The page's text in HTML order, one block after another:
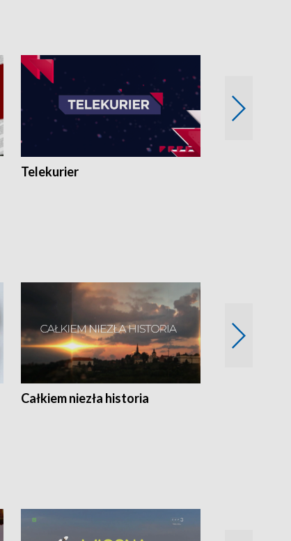
Telekurier
Całkiem niezła historia